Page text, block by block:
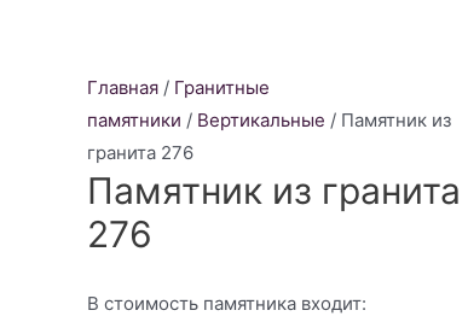
Главная / Гранитные
памятники / Вертикальные / Памятник из
гранита 276
Памятник из гранита
276
В стоимость памятника входит: